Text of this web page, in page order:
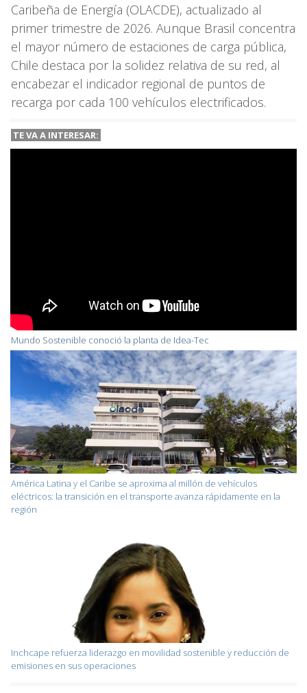
Caribeña de Energía (OLACDE), actualizado al
primer trimestre de 2026. Aunque Brasil concentra
el mayor número de estaciones de carga pública,
Chile destaca por la solidez relativa de su red, al
encabezar el indicador regional de puntos de
recarga por cada 100 vehículos electrificados.
TE VA A INTERESAR:
Mundo Sostenible conoció la planta de Idea-Tec
América Latina y el Caribe se aproxima al millón de vehículos
eléctricos: la transición en el transporte avanza rápidamente en la
región
Inchcape refuerza liderazgo en movilidad sostenible y reducción de
emisiones en sus operaciones